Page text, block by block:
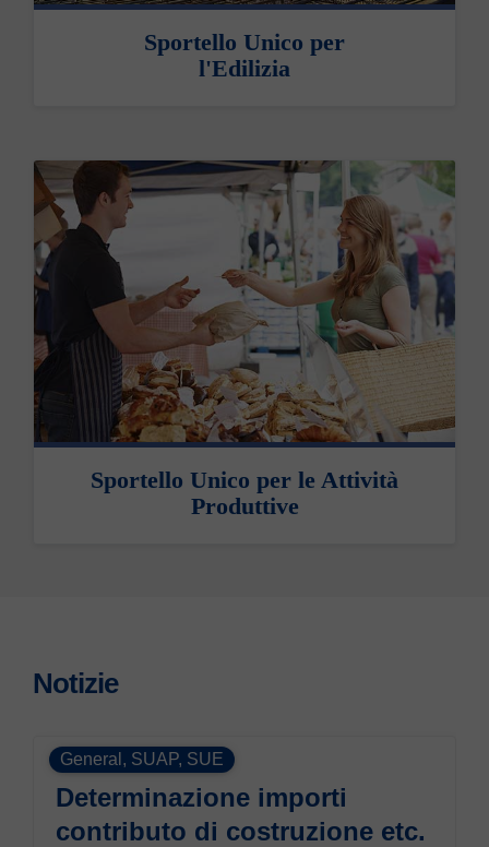
Sportello Unico per
l'Edilizia
Sportello Unico per le Attività
Produttive
Notizie
General , SUAP, SUE
Determinazione importi
contributo di costruzione etc.